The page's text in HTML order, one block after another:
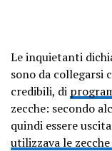
Le inquietanti
sono da collegarsi
credibili, di
zecche: secondo
quindi essere
utilizzava le